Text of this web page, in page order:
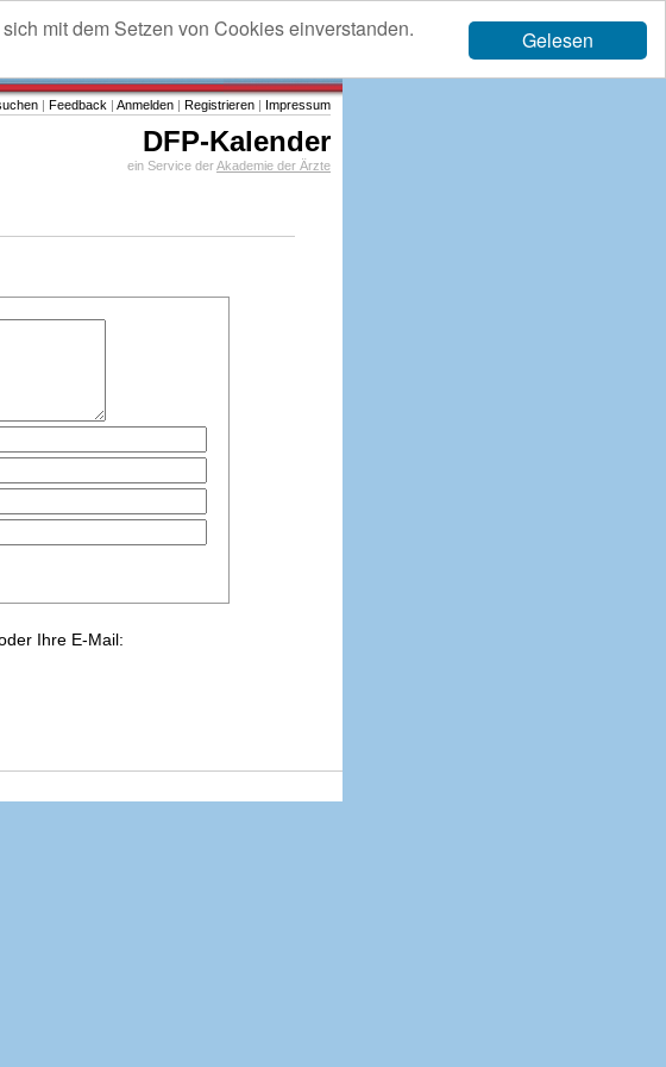
Gelesen
mit dem Setzen von Cookies einverstanden.
| Feedback | Anmelden | Registrieren | Impressum
DFP-Kalender
ein Service derAkademie der Ärzte
Ihre E-Mail: